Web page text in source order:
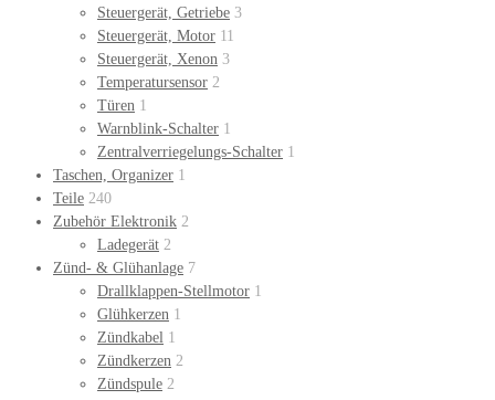
Steuergerät, Getriebe 3
Steuergerät, Motor 11
Steuergerät, Xenon 3
Temperatursensor 2
Türen 1
Warnblink-Schalter 1
Zentralverriegelungs-Schalter 1
Taschen, Organizer 1
Teile 240
Zubehör Elektronik 2
Ladegerät 2
Zünd- & Glühanlage 7
Drallklappen-Stellmotor 1
Glühkerzen 1
Zündkabel 1
Zündkerzen 2
Zündspule 2